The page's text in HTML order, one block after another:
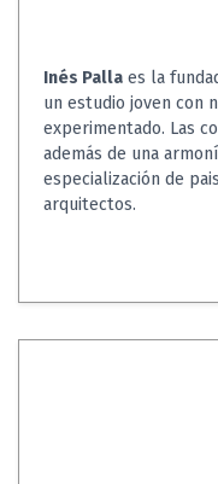
Inés Palla es la
un estudio joven con
experimentado. Las
además de una
especialización de
arquitectos.